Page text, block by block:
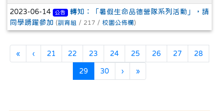
2023-06-14 公告
轉知：「暑假生命品德營隊系列活動」，請
同學踴躍參加 (訓育組 / 217 / 校園公佈欄 )
«第一頁
‹上一頁
21 22 23 24 25 26 27 28
29(目前頁次)
30 ›下一頁
»最後頁